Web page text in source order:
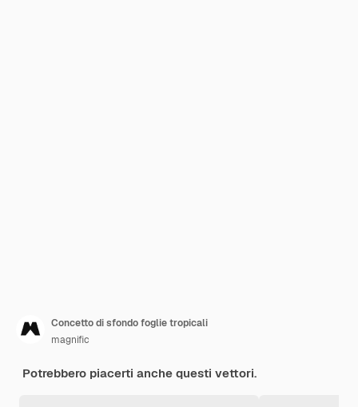
Concetto di sfondo foglie tropicali
magnific
Potrebbero piacerti anche questi vettori.